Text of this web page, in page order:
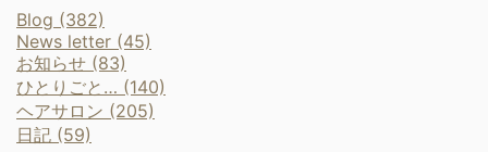
Blog (382)
News letter (45)
お知らせ (83)
ひとりごと… (140)
ヘアサロン (205)
日記 (59)